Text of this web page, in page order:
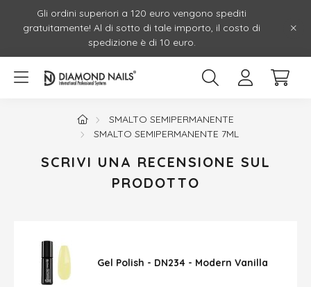
Gli ordini superiori a 120 euro vengono spediti
gratuitamente! Al di sotto di tale importo, il costo di
spedizione è di 10 euro.
SMALTO SEMIPERMANENTE
SMALTO SEMIPERMANENTE 7ML
SCRIVI UNA RECENSIONE SUL
PRODOTTO
Gel Polish - DN234 - Modern Vanilla